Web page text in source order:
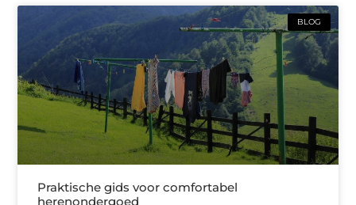
BLOG
Praktische gids voor comfortabel
herenondergoed